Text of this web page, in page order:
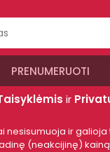
ir
nesisumuoja ir galioja
(neakcijinę)